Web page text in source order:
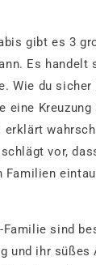
gibt es 3
Es handelt
Wie du
eine
erklärt
vor,
Familie sind
und ihr süßes